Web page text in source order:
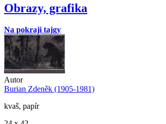
Obrazy, grafika
Na pokraji tajgy
Autor
Burian Zdeněk (1905-1981)
kvaš, papír